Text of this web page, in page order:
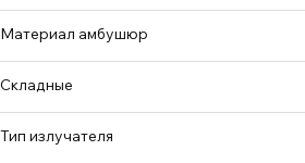
классические
мониторные
3,5 мм, 6,3 мм
3.5 мм
USB-C
Материал амбушюр
искусственная кожа
Складные
да
Тип излучателя